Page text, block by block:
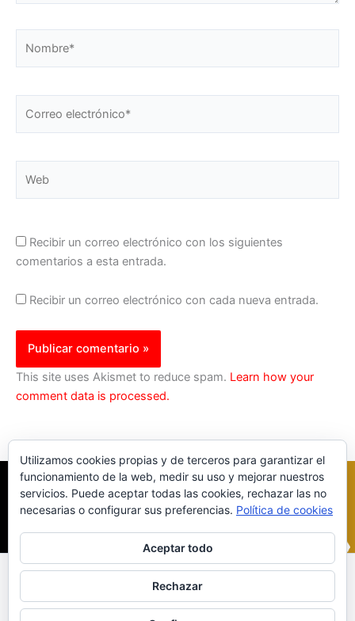
electrónico*
Recibir un correo electrónico con los siguientes
comentarios a esta entrada.
Recibir un correo electrónico con cada nueva entrada.
This site uses Akismet to reduce spam. Learn how your
comment data is processed.
Política Cookies| Política Privacidad
© 2023 |ComoTocarViolin.Com
Utilizamos cookies propias y de terceros para garantizar el
funcionamiento de la web, medir su uso y mejorar nuestros
servicios. Puede aceptar todas las cookies, rechazar las no
necesarias o configurar sus preferencias. Política de cookies
Aceptar todo
Rechazar